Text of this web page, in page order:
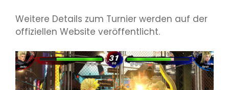
Weitere Details zum Turnier werden auf der
offiziellen Website veröffentlicht.